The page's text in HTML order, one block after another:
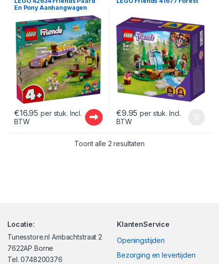
Bouwstenen,Lego Friends
En Pony Aanhangwagen
€16.95 per stuk. Incl.
BTW
€9.95 per stuk. Incl.
BTW
Toont alle 2 resultatenGesorteerd op
Locatie:
Tunesstore.nl Ambachtstraat 2
7622AP Borne
Tel. 0748200376
KlantenService
Openingstijden
Bezorging en levertijden